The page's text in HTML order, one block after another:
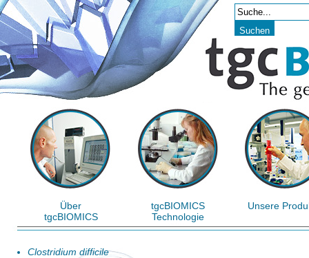
Über
tgcBIOMICS
tgcBIOMICS
Technologie
Unsere
Clostridium difficile